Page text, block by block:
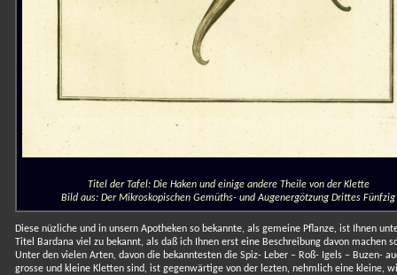
Titel der Tafel: Die Haken und einige andere Theile von der Klette
Bild aus: Der Mikroskopischen Gemüths- und Augenergötzung Drittes Fünfzig
Diese nüzliche und in unsern Apotheken so bekannte, als gemeine Pflanze, ist Ihnen
Titel Bardana viel zu bekannt, als daß ich Ihnen erst eine Beschreibung davon machen
Unter den vielen Arten, davon die bekanntesten die Spiz- Leber – Roß- Igels – Buzen-
grosse und kleine Kletten sind, ist gegenwärtige von der lezten, nehmlich eine kleine,